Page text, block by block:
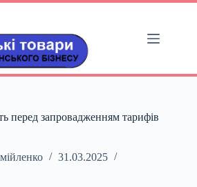
перед запровадженням тарифів
31.03.2025